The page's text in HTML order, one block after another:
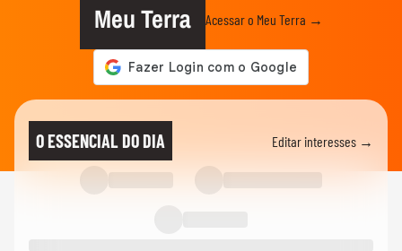
Meu Terra Acessar o Meu Terra →
O ESSENCIAL DO DIA Editar interesses →